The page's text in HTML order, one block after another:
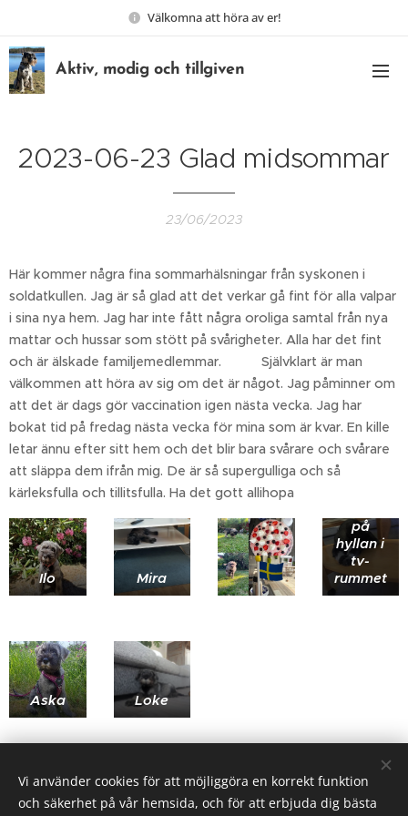
Välkomna att höra av er!
Aktiv, modig och tillgiven
2023-06-23 Glad midsommar
23/06/2023
Här kommer några fina sommarhälsningar från syskonen i
soldatkullen. Jag är så glad att det verkar gå fint för alla valpar
i sina nya hem. Jag har inte fått några oroliga samtal från nya
mattar och hussar som stött på svårigheter. Alla har det fint
och är älskade familjemedlemmar. 🙏❤️ Självklart är man
välkommen att höra av sig om det är något. Jag påminner om
att det är dags gör vaccination igen nästa vecka. Jag har
bokat tid på fredag nästa vecka för mina som är kvar. En kille
letar ännu efter sitt hem och det blir bara svårare och svårare
att släppa dem ifrån mig. De är så supergulliga och så
kärleksfulla och tillitsfulla. Ha det gott allihopa
Ilo Mira
När
Baggis
var liten
på
hyllan i
tv-
rummet
Aska Loke
Share
Vi använder cookies för att möjliggöra en korrekt funktion
och säkerhet på vår hemsida, och för att erbjuda dig bästa